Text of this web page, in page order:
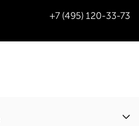
+7 (495) 120-33-73